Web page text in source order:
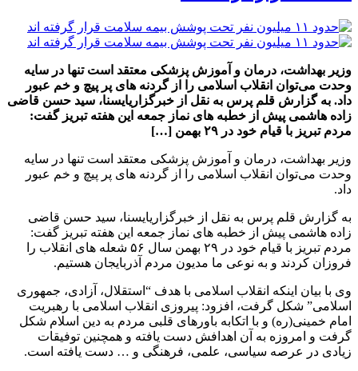
وزیر بهداشت، درمان و آموزش پزشکی معتقد است تنها در سایه
وحدت می‌توان انقلاب اسلامی را از گردنه های پر پیچ و خم عبور
داد. به گزارش قلم پرس به نقل از خبرگزاریایسنا، سید حسن قاضی
زاده هاشمی پیش از خطبه های نماز جمعه این هفته تبریز گفت:
مردم تبریز با قیام خود در ۲۹ بهمن […]
وزیر بهداشت، درمان و آموزش پزشکی معتقد است تنها در سایه
وحدت می‌توان انقلاب اسلامی را از گردنه های پر پیچ و خم عبور
داد.
به گزارش قلم پرس به نقل از خبرگزاریایسنا، سید حسن قاضی
زاده هاشمی پیش از خطبه های نماز جمعه این هفته تبریز گفت:
مردم تبریز با قیام خود در ۲۹ بهمن سال ۵۶ شعله های انقلاب را
فروزان کردند و به نوعی ما مدیون مردم آذربایجان هستیم.
وی با بیان اینکه انقلاب اسلامی با هدف “استقلال، آزادی، جمهوری
اسلامی” شکل گرفت، افزود: پیروزی انقلاب اسلامی با رهبریت
امام خمینی(ره) و با اتکابه باورهای قلبی مردم به دین اسلام شکل
گرفت و امروزه به آن اهدافش دست یافته و همچنین توفیقات
زیادی در عرصه سیاسی، علمی، فرهنگی و … دست یافته است.